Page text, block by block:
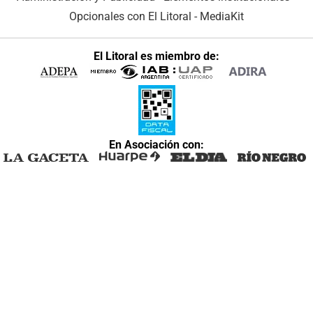
Opcionales con El Litoral - MediaKit
El Litoral es miembro de:
En Asociación con: